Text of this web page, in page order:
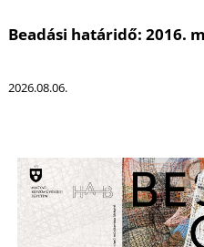
Beadási határidő: 2016.
2026.08.06.